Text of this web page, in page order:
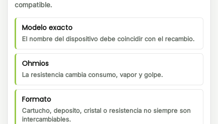
compatible.
Modelo exacto
El nombre del dispositivo debe coincidir con el recambio.
Ohmios
La resistencia cambia consumo, vapor y golpe.
Formato
Cartucho, deposito, cristal o resistencia no siempre son
intercambiables.